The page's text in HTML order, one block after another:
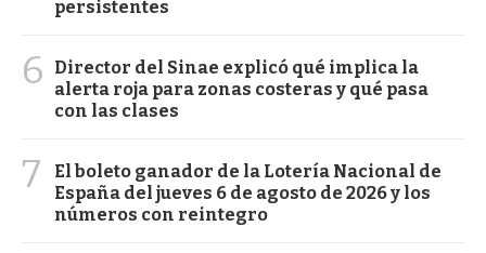
persistentes
6
Director del Sinae explicó qué implica la
alerta roja para zonas costeras y qué pasa
con las clases
7
El boleto ganador de la Lotería Nacional de
España del jueves 6 de agosto de 2026 y los
números con reintegro